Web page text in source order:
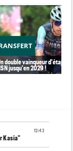
double vainqueur d'étape
jusqu'en 2029 !
12:42
Kasia"